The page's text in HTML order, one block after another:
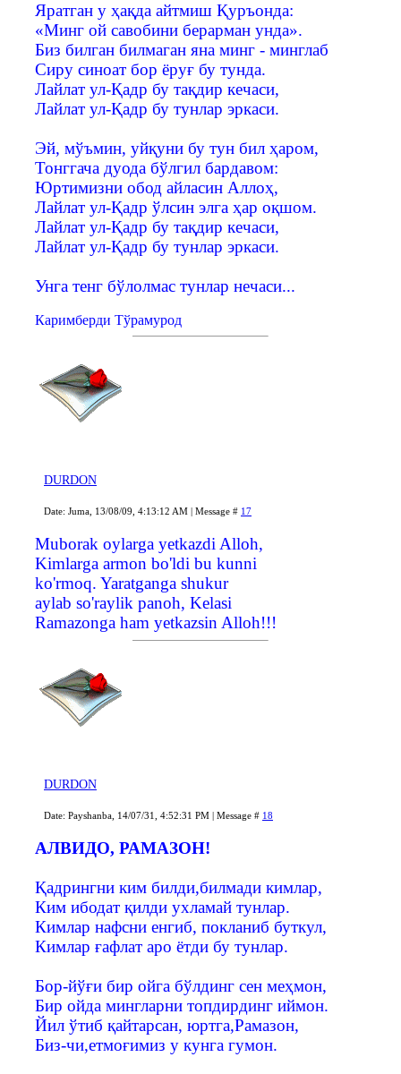
Яратган у ҳақда айтмиш Қуръонда:
«Минг ой савобини берарман унда».
Биз билган билмаган яна минг - минглаб
Сиру синоат бор ёруғ бу тунда.
Лайлат ул-Қадр бу тақдир кечаси,
Лайлат ул-Қадр бу тунлар эркаси.
Эй, мўъмин, уйқуни бу тун бил ҳаром,
Тонггача дуода бўлгил бардавом:
Юртимизни обод айласин Аллоҳ,
Лайлат ул-Қадр ўлсин элга ҳар оқшом.
Лайлат ул-Қадр бу тақдир кечаси,
Лайлат ул-Қадр бу тунлар эркаси.
Унга тенг бўлолмас тунлар нечаси...
Каримберди Тўрамурод
DURDON
Date: Juma, 13/08/09, 4:13:12 AM | Message # 17
Muborak oylarga yetkazdi Alloh,
Kimlarga armon bo'ldi bu kunni
ko'rmoq. Yaratganga shukur
aylab so'raylik panoh, Kelasi
Ramazonga ham yetkazsin Alloh!!!
DURDON
Date: Payshanba, 14/07/31, 4:52:31 PM | Message # 18
АЛВИДО, РАМАЗОН!
Қадрингни ким билди,билмади кимлар,
Ким ибодат қилди ухламай тунлар.
Кимлар нафсни енгиб, покланиб буткул,
Кимлар ғафлат аро ётди бу тунлар.
Бор-йўғи бир ойга бўлдинг сен меҳмон,
Бир ойда мингларни топдирдинг иймон.
Йил ўтиб қайтарсан, юртга,Рамазон,
Биз-чи,етмоғимиз у кунга гумон.